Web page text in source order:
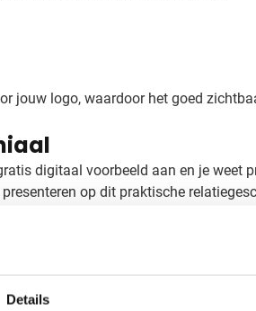
Details
jouw logo, waardoor het goed
digitaal voorbeeld aan en je weet
op dit praktische